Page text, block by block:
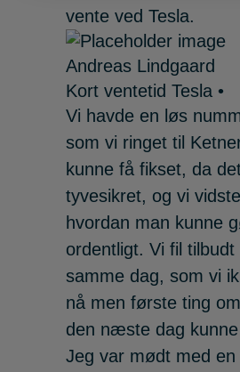
vente ved Tesla.
Andreas Lindgaard
Kort ventetid Tesla •
Vi havde en løs
som vi ringet til
kunne få fikset, da
tyvesikret, og vi
hvordan man kunne
ordentligt. Vi fil tilbudt
samme dag, som vi
nå men første ting
den næste dag
Jeg var mødt med en